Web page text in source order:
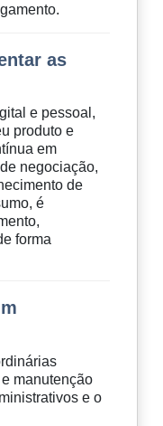
as
e pessoal,
produto e
em
negociação,
de
é
forma
manutenção
e o